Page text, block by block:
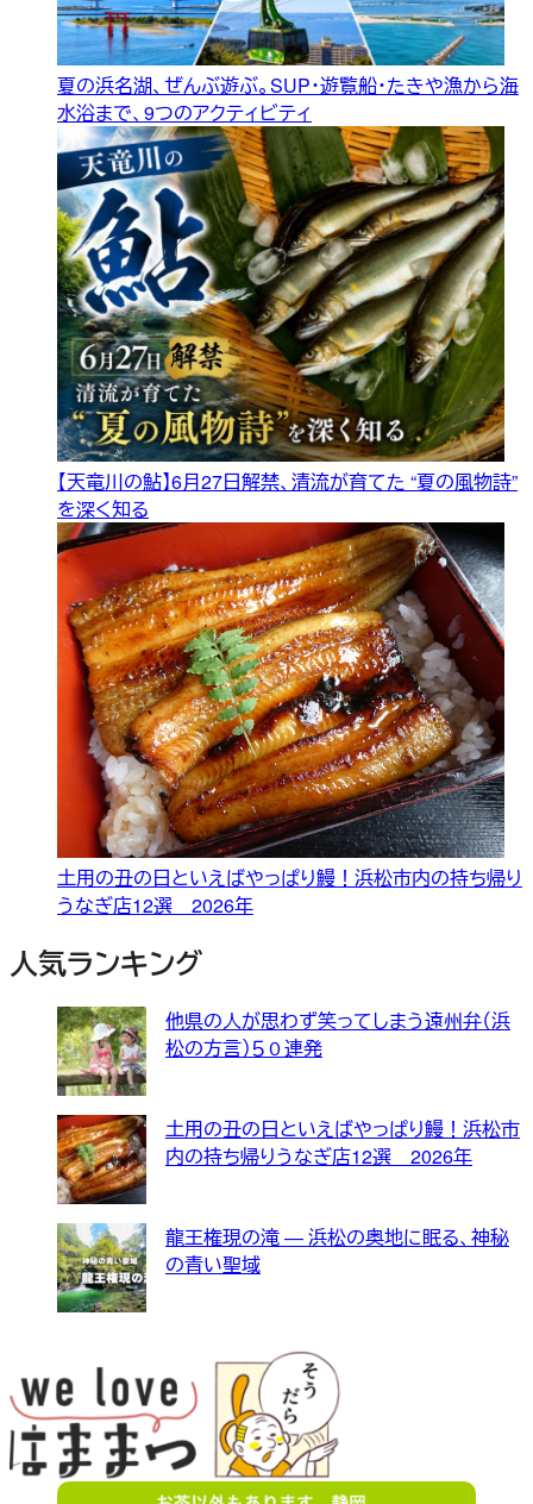
夏の浜名湖、ぜんぶ遊ぶ。SUP・遊覧船・たきや漁から海
水浴まで、9つのアクティビティ
【天竜川の鮎】6月27日解禁、清流が育てた “夏の風物詩”
を深く知る
土用の丑の日といえばやっぱり鰻！浜松市内の持ち帰り
うなぎ店12選 2026年
人気ランキング
他県の人が思わず笑ってしまう遠州弁（浜
松の方言）５０連発
土用の丑の日といえばやっぱり鰻！浜松市
内の持ち帰りうなぎ店12選 2026年
龍王権現の滝 — 浜松の奥地に眠る、神秘
の青い聖域